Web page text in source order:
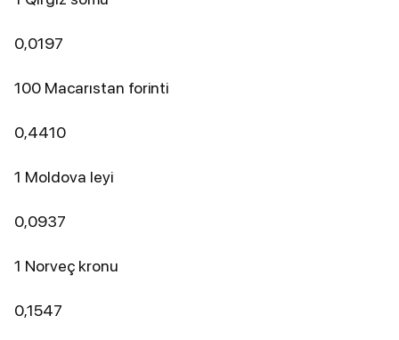
0,0197
100 Macarıstan forinti
0,4410
1 Moldova leyi
0,0937
1 Norveç kronu
0,1547